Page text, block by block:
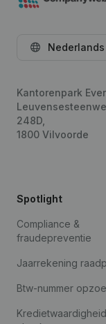
Nederlands
Kantorenpark
248D,
1800 Vilvoorde
Spotlight
Compliance &
fraudepreventie
Jaarrekening
Btw-nummer
Kredietwaardigheid